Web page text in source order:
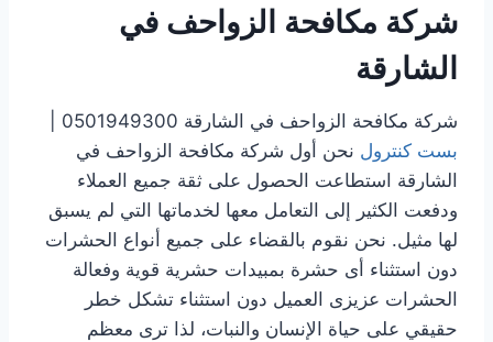
شركة مكافحة الزواحف في
الشارقة
شركة مكافحة الزواحف في الشارقة 0501949300 |
بست كنترول نحن أول شركة مكافحة الزواحف في
الشارقة استطاعت الحصول على ثقة جميع العملاء
ودفعت الكثير إلى التعامل معها لخدماتها التي لم يسبق
لها مثيل. نحن نقوم بالقضاء على جميع أنواع الحشرات
دون استثناء أى حشرة بمبيدات حشرية قوية وفعالة
الحشرات عزيزى العميل دون استثناء تشكل خطر
حقيقي على حياة الإنسان والنبات، لذا ترى معظم